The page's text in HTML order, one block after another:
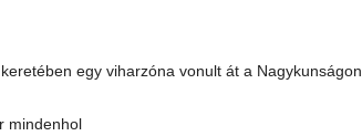
egy viharzóna vonult át a Nagykunságon.
mindenhol